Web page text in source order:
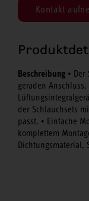
Kontakt
Beschreibung •
geraden
der Schlauchsets
passt. • Einfache
komplettem
Dichtungsmaterial,